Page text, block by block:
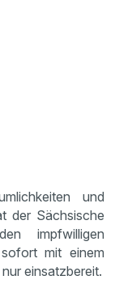
und
der Sächsische
impfwilligen
mit einem
einsatzbereit.